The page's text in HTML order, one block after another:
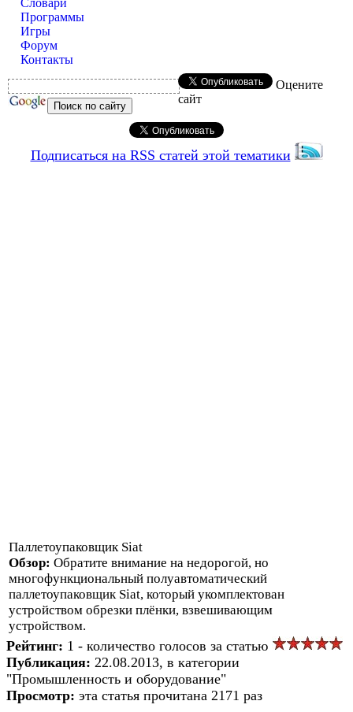
Программы
Игры
Форум
Контакты
Оцените
сайт
Подписаться на RSS статей этой тематики
Паллетоупаковщик Siat
Обзор: Обратите внимание на недорогой, но
многофункциональный полуавтоматический
паллетоупаковщик Siat, который укомплектован
устройством обрезки плёнки, взвешивающим
устройством.
Рейтинг: 1 - количество голосов за статью
Публикация: 22.08.2013, в категории
"Промышленность и оборудование"
Просмотр: эта статья прочитана 2171 раз